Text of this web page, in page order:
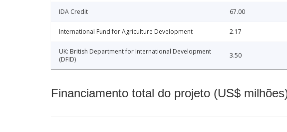
IDA Credit 67.00
International Fund for Agriculture Development 2.17
UK: British Department for International Development
(DFID)
3.50
Financiamento total do projeto (US$